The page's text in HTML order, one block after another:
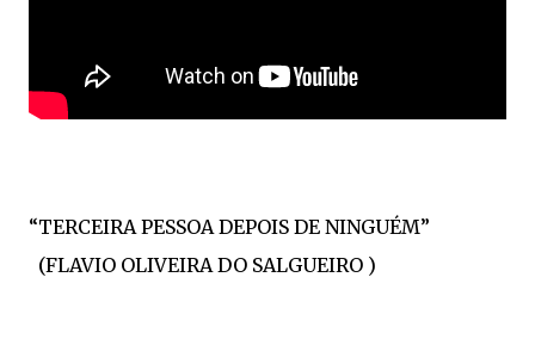
“TERCEIRA PESSOA DEPOIS DE NINGUÉM”
(FLAVIO OLIVEIRA DO SALGUEIRO )